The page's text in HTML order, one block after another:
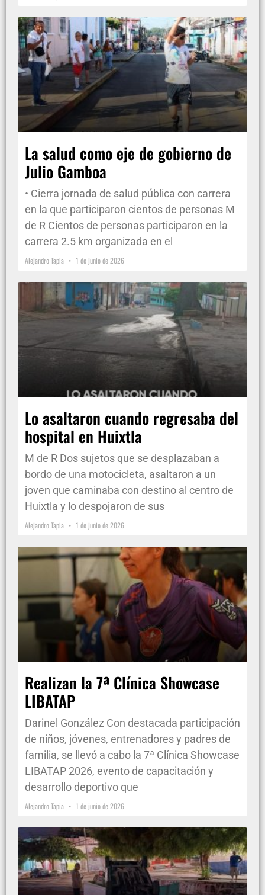
La salud como eje de gobierno de
Julio Gamboa
• Cierra jornada de salud pública con carrera
en la que participaron cientos de personas M
de R Cientos de personas participaron en la
carrera 2.5 km organizada en el
Alejandro Tapia 1 de junio de 2026
Lo asaltaron cuando regresaba del
hospital en Huixtla
M de R Dos sujetos que se desplazaban a
bordo de una motocicleta, asaltaron a un
joven que caminaba con destino al centro de
Huixtla y lo despojaron de sus
Alejandro Tapia 1 de junio de 2026
Realizan la 7ª Clínica Showcase
LIBATAP
Darinel González Con destacada participación
de niños, jóvenes, entrenadores y padres de
familia, se llevó a cabo la 7ª Clínica Showcase
LIBATAP 2026, evento de capacitación y
desarrollo deportivo que
Alejandro Tapia 1 de junio de 2026